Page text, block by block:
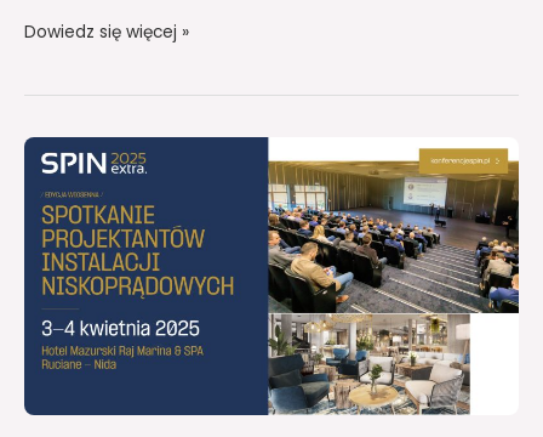
Dowiedz się więcej »
Dlaczego
warto
wziąć
udział
SPIN
Extra
2025